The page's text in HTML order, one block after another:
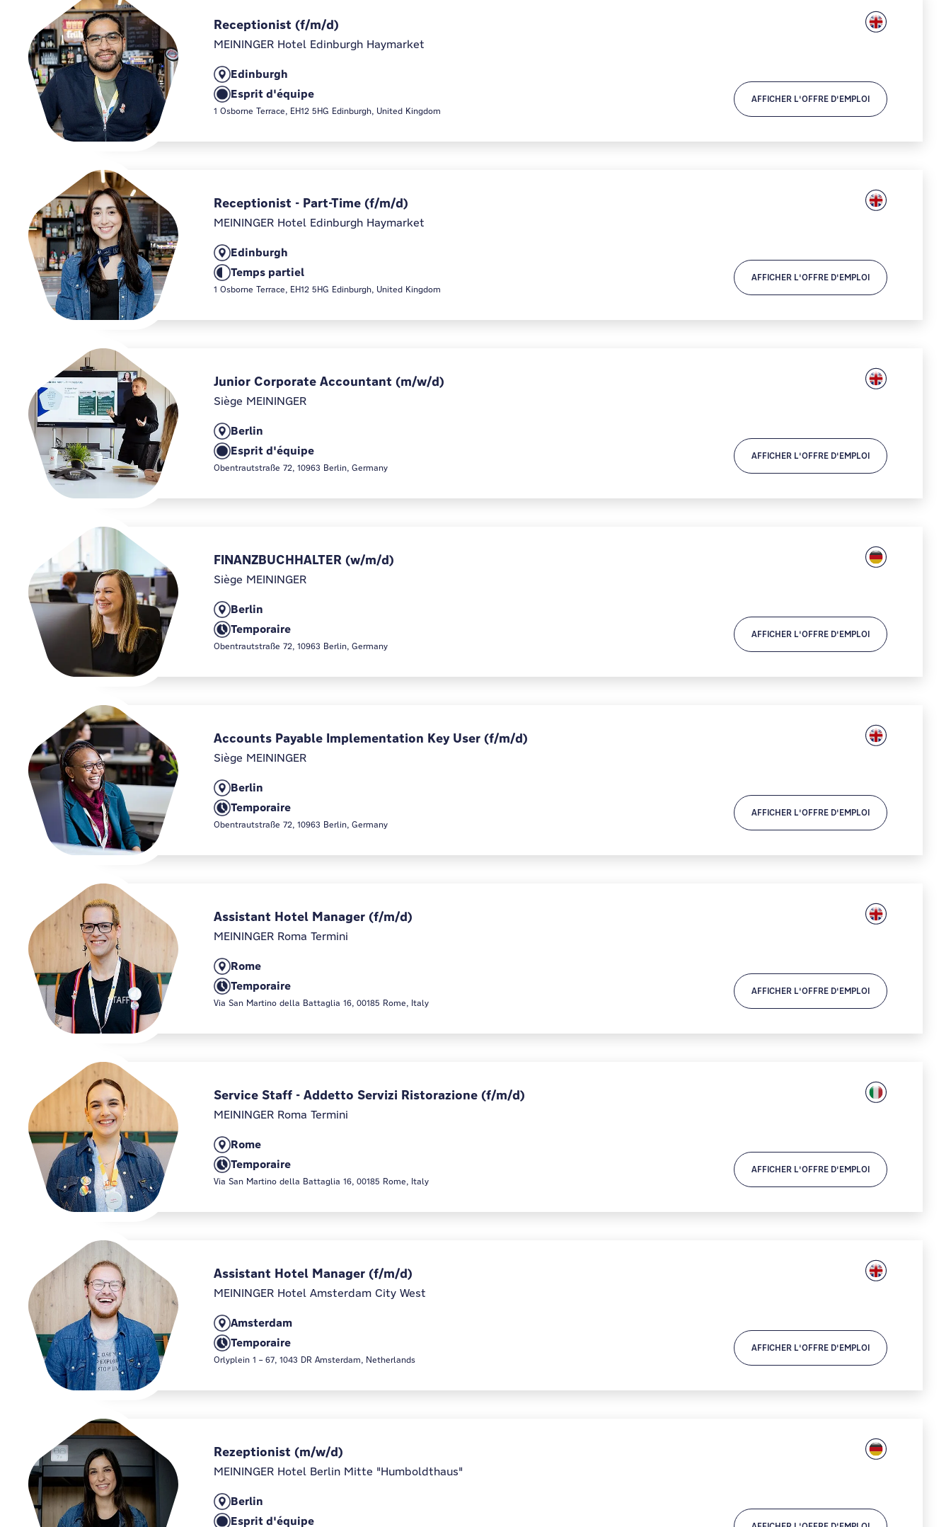
Receptionist (f/m/d)
MEININGER Hotel Edinburgh Haymarket
Edinburgh
Esprit d'équipe
1 Osborne Terrace, EH12 5HG Edinburgh, United Kingdom
AFFICHER L'OFFRE D'EMPLOI
Receptionist - Part-Time (f/m/d)
MEININGER Hotel Edinburgh Haymarket
Edinburgh
Temps partiel
1 Osborne Terrace, EH12 5HG Edinburgh, United Kingdom
AFFICHER L'OFFRE D'EMPLOI
Junior Corporate Accountant (m/w/d)
Siège MEININGER
Berlin
Esprit d'équipe
Obentrautstraße 72, 10963 Berlin, Germany
AFFICHER L'OFFRE D'EMPLOI
FINANZBUCHHALTER (w/m/d)
Siège MEININGER
Berlin
Temporaire
Obentrautstraße 72, 10963 Berlin, Germany
AFFICHER L'OFFRE D'EMPLOI
Accounts Payable Implementation Key User (f/m/d)
Siège MEININGER
Berlin
Temporaire
Obentrautstraße 72, 10963 Berlin, Germany
AFFICHER L'OFFRE D'EMPLOI
Assistant Hotel Manager (f/m/d)
MEININGER Roma Termini
Rome
Temporaire
Via San Martino della Battaglia 16, 00185 Rome, Italy
AFFICHER L'OFFRE D'EMPLOI
Service Staff - Addetto Servizi Ristorazione (f/m/d)
MEININGER Roma Termini
Rome
Temporaire
Via San Martino della Battaglia 16, 00185 Rome, Italy
AFFICHER L'OFFRE D'EMPLOI
Assistant Hotel Manager (f/m/d)
MEININGER Hotel Amsterdam City West
Amsterdam
Temporaire
Orlyplein 1 – 67, 1043 DR Amsterdam, Netherlands
AFFICHER L'OFFRE D'EMPLOI
Rezeptionist (m/w/d)
MEININGER Hotel Berlin Mitte "Humboldthaus"
Berlin
Esprit d'équipe